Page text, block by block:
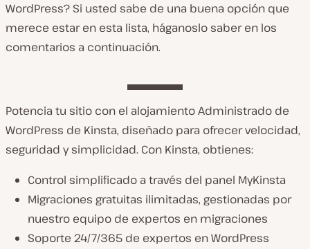
WordPress? Si usted sabe de una buena opción que
merece estar en esta lista, háganoslo saber en los
comentarios a continuación.
Potencia tu sitio con el alojamiento Administrado de
WordPress de Kinsta, diseñado para ofrecer velocidad,
seguridad y simplicidad. Con Kinsta, obtienes:
Control simplificado a través del panel MyKinsta
Migraciones gratuitas ilimitadas, gestionadas por
nuestro equipo de expertos en migraciones
Soporte 24/7/365 de expertos en WordPress